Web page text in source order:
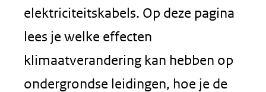
elektriciteitskabels. Op deze pagina
lees je welke effecten
klimaatverandering kan hebben op
ondergrondse leidingen, hoe je de